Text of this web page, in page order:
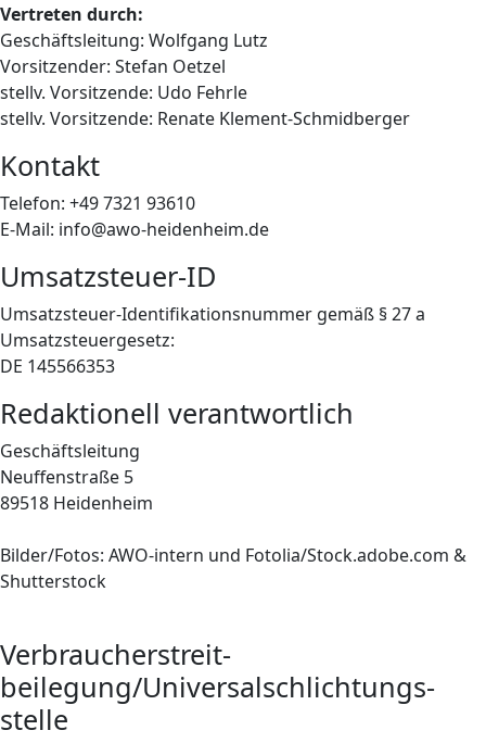
Vertreten durch:
Geschäftsleitung: Wolfgang Lutz
Vorsitzender: Stefan Oetzel
stellv. Vorsitzende: Udo Fehrle
stellv. Vorsitzende: Renate Klement-Schmidberger
Kontakt
Telefon: +49 7321 93610
E-Mail: info@awo-heidenheim.de
Umsatzsteuer-ID
Umsatzsteuer-Identifikationsnummer gemäß § 27 a
Umsatzsteuergesetz:
DE 145566353
Redaktionell verantwortlich
Geschäftsleitung
Neuffenstraße 5
89518 Heidenheim
Bilder/Fotos: AWO-intern und Fotolia/Stock.adobe.com &
Shutterstock
Verbraucher­streit­
beilegung/Universal­schlichtungs­
stelle